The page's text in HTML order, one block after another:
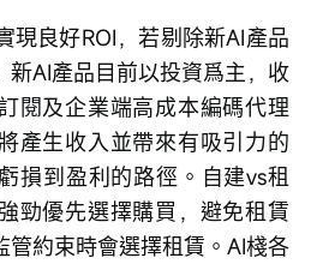
現良好ROI，若剔除新AI產品
新AI產品目前以投資爲主，收
閱及企業端高成本編碼代理
產生收入並帶來有吸引力的
損到盈利的路徑。自建vs租
勁優先選擇購買，避免租賃
管約束時會選擇租賃。AI棧各